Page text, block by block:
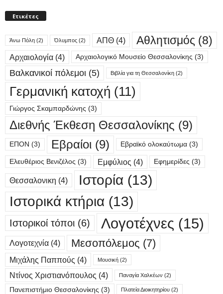
Ετικέτες
Άνω Πόλη (2) Όλυμπος (2) ΑΠΘ (4) Αθλητισμός (8)
Αρχαιολογία (4) Αρχαιολογικό Μουσείο Θεσσαλονίκης (3)
Βαλκανικοί πόλεμοι (5) Βιβλία για τη Θεσσαλονίκη (2)
Γερμανική κατοχή (11)
Γιώργος Σκαμπαρδώνης (3)
Διεθνής Έκθεση Θεσσαλονίκης (9)
ΕΠΟΝ (3) Εβραίοι (9) Εβραϊκό ολοκαύτωμα (3)
Ελευθέριος Βενιζέλος (3) Εμφύλιος (4) Εφημερίδες (3)
Θεσσαλονικη (4) Ιστορία (13)
Ιστορικά κτήρια (13)
Ιστορικοί τόποι (6) Λογοτέχνες (15)
Λογοτεχνία (4) Μεσοπόλεμος (7)
Μιχάλης Παππούς (4) Μουσική (2)
Ντίνος Χριστιανόπουλος (4) Παναγία Χαλκέων (2)
Πανεπιστήμιο Θεσσαλονίκης (3) Πλατεία Διοικητηρίου (2)